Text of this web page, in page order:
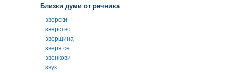
Близки думи от речника
зверски
зверство
зверщина
зверя се
звонкови
звук